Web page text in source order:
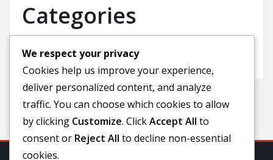
Categories
Uncategorized
We respect your privacy
Cookies help us improve your experience,
deliver personalized content, and analyze
traffic. You can choose which cookies to allow
by clicking Customize. ClickAccept All to
consent or Reject All to decline non-essential
cookies.